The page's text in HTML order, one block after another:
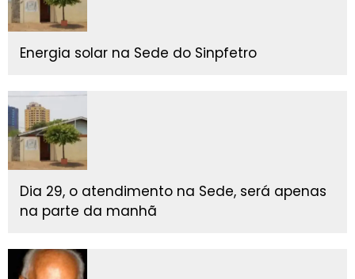
Energia solar na Sede do Sinpfetro
Dia 29, o atendimento na Sede, será apenas
na parte da manhã